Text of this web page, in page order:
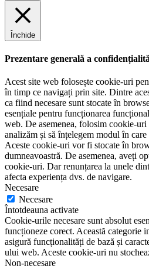
Închide
Prezentare generală a
Acest site web folosește cookie-uri
în timp ce navigați prin site. Dintre
ca fiind necesare sunt stocate în
esențiale pentru funcționarea
web. De asemenea, folosim cookie-uri
analizăm și să înțelegem modul în
Aceste cookie-uri vor fi stocate în
dumneavoastră. De asemenea, aveți
cookie-uri. Dar renunțarea la unele
afecta experiența dvs. de navigare.
Necesare
Necesare
Întotdeauna activate
Cookie-urile necesare sunt absolut
funcționeze corect. Această categorie
asigură funcționalități de bază și
ului web. Aceste cookie-uri nu
Non-necesare